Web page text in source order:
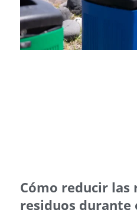
Cómo reducir las
residuos durante